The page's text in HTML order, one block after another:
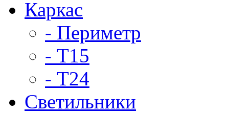
Каркас
- Периметр
- Т15
- Т24
Светильники